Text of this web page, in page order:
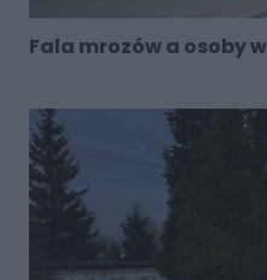
Fala mrozów a osoby